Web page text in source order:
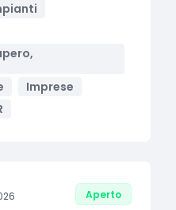
Imprese
Aperto